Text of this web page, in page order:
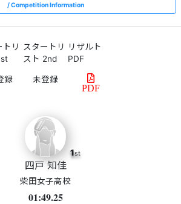
Competition Information
トリ
スタートリ
スト 2nd
リザルト
PDF
PDF
1st
四戸 知佳
柴田女子高校
01:49.25